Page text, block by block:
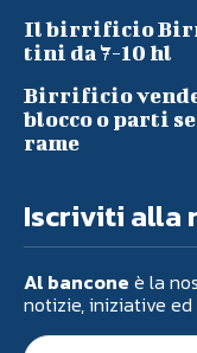
Il birrificio
tini da 7-10 hl
Birrificio
blocco o parti
rame
Iscriviti alla
Al bancone è la
notizie, iniziative